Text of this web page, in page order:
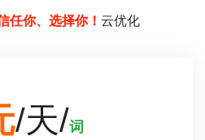
任你、选择你！ 云优化
/天/词